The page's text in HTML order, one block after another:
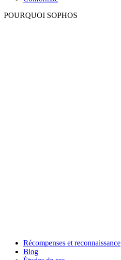
POURQUOI SOPHOS
Récompenses et reconnaissance
Blog